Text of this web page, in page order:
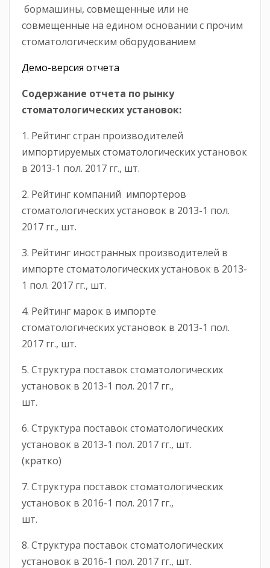
бормашины, совмещенные или не
совмещенные на едином основании с прочим
стоматологическим оборудованием
Демо-версия отчета
Содержание отчета по рынку
стоматологических установок:
1. Рейтинг стран производителей
импортируемых стоматологических установок
в 2013-1 пол. 2017 гг., шт.
2. Рейтинг компаний импортеров
стоматологических установок в 2013-1 пол.
2017 гг., шт.
3. Рейтинг иностранных производителей в
импорте стоматологических установок в 2013-
1 пол. 2017 гг., шт.
4. Рейтинг марок в импорте
стоматологических установок в 2013-1 пол.
2017 гг., шт.
5. Структура поставок стоматологических
установок в 2013-1 пол. 2017 гг.,
шт.
6. Структура поставок стоматологических
установок в 2013-1 пол. 2017 гг., шт.
(кратко)
7. Структура поставок стоматологических
установок в 2016-1 пол. 2017 гг.,
шт.
8. Структура поставок стоматологических
установок в 2016-1 пол. 2017 гг., шт.